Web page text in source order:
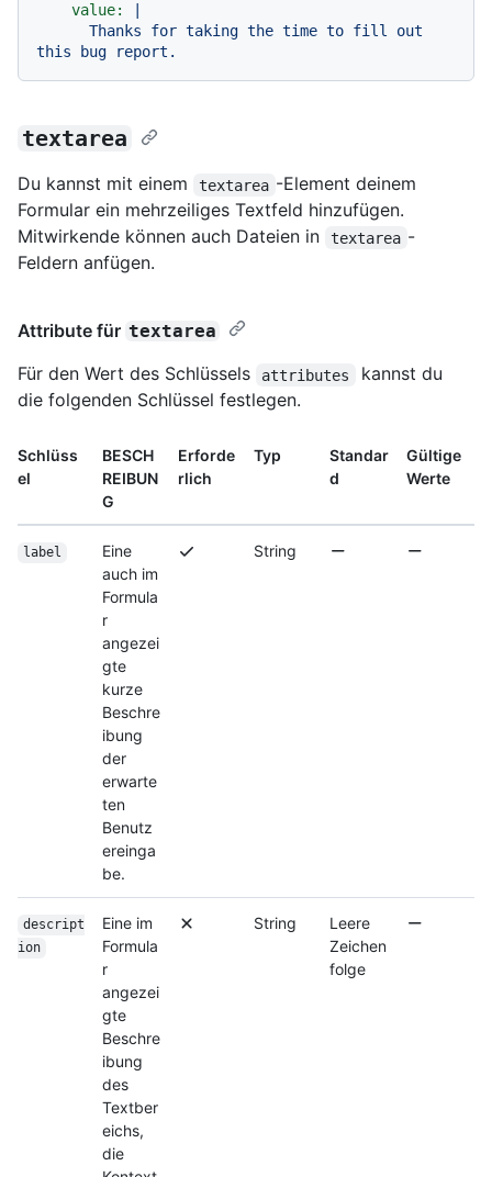
value:
textarea
Du kannst mit einem textarea -Element deinem
Formular ein mehrzeiliges Textfeld hinzufügen.
Mitwirkende können auch Dateien in
textarea -
Feldern anfügen.
Attribute für textarea
Für den Wert des Schlüssels attributes
kannst du
die folgenden Schlüssel festlegen.
Schlüss
el
BESCH
REIBUN
G
Erforde
rlich
Typ
Standar
d
Gültige
Werte
label
Eine
auch im
Formula
r
angezei
gte
kurze
Beschre
ibung
der
erwarte
ten
Benutz
ereinga
be.
String
descript
ion
Eine im
Formula
r
angezei
gte
Beschre
ibung
des
Textber
eichs,
die
String
Leere
Zeichen
folge